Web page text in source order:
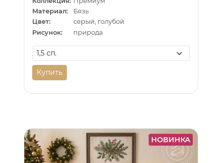
Материал:
Бязь
Цвет:
серый, голубой
Рисунок:
природа
Купить
НОВИНКА